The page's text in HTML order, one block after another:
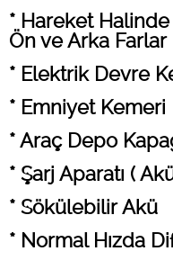
* Hareket Halinde
Ön ve Arka Farlar
* Elektrik Devre
* Emniyet Kemeri
* Araç Depo
* Şarj Aparatı (
* Sökülebilir Akü
* Normal Hızda